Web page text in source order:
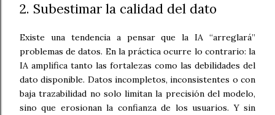
2. Subestimar la calidad del dato
Existe una tendencia a pensar que la IA “arreglará”
problemas de datos. En la práctica ocurre lo contrario: la
IA amplifica tanto las fortalezas como las debilidades del
dato disponible. Datos incompletos, inconsistentes o con
baja trazabilidad no solo limitan la precisión del modelo,
sino que erosionan la confianza de los usuarios. Y sin